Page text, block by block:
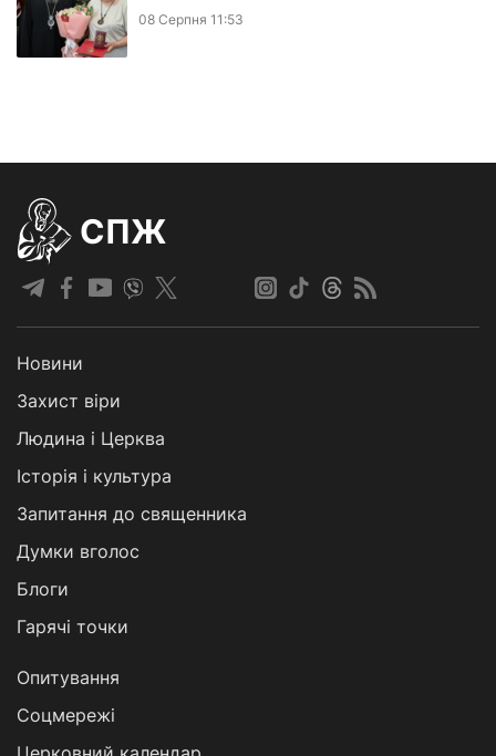
08 Серпня 11:53
СПЖ
Новини
Захист віри
Людина і Церква
Історія і культура
Запитання до священника
Думки вголос
Блоги
Гарячі точки
Опитування
Соцмережі